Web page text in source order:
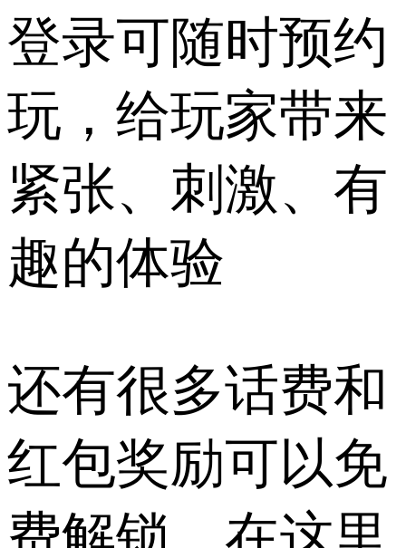
登录可随时预约
玩，给玩家带来
紧张、刺激、有
趣的体验
还有很多话费和
红包奖励可以免